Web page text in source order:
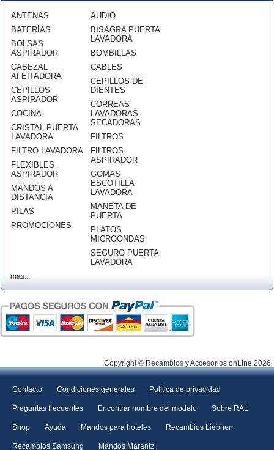
ANTENAS
BATERÍAS
BOLSAS
ASPIRADOR
CABEZAL
AFEITADORA
CEPILLOS
ASPIRADOR
COCINA
CRISTAL PUERTA
LAVADORA
FILTRO LAVADORA
FLEXIBLES
ASPIRADOR
MANDOS A
DISTANCIA
PILAS
PROMOCIONES
AUDIO
BISAGRA PUERTA
LAVADORA
BOMBILLAS
CABLES
CEPILLOS DE
DIENTES
CORREAS
LAVADORAS-
SECADORAS
FILTROS
FILTROS
ASPIRADOR
GOMAS
ESCOTILLA
LAVADORA
MANETA DE
PUERTA
PLATOS
MICROONDAS
SEGURO PUERTA
LAVADORA
mas...
Copyright © Recambios y Accesorios onLine 2026
Contacto Condiciones generales Política de privacidad
Preguntas frecuentes Encontrar nombre del modelo Sobre RAL
Shop Ayuda Mandos para hoteles Recambios Liebherr
Recambios Samsung Mandos Marantz